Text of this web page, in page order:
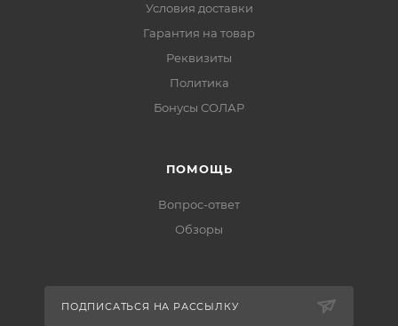
Условия доставки
Гарантия на товар
Реквизиты
Политика
Бонусы СОЛАР
ПОМОЩЬ
Вопрос-ответ
Обзоры
ПОДПИСАТЬСЯ НА РАССЫЛКУ